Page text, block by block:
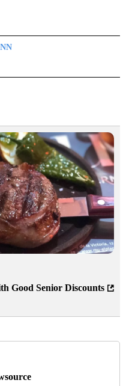
TO RECEIVE NOTIFICATIONS ABOUT
Good Senior Discounts